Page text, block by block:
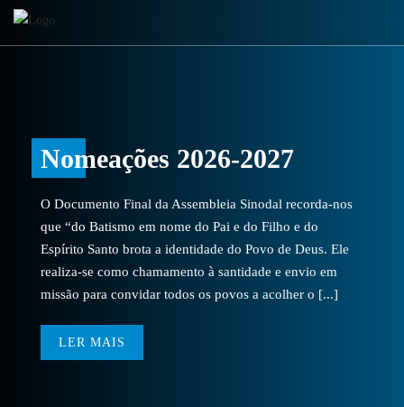
Nomeações 2026-2027
O Documento Final da Assembleia Sinodal recorda-nos
que “do Batismo em nome do Pai e do Filho e do
Espírito Santo brota a identidade do Povo de Deus. Ele
realiza-se como chamamento à santidade e envio em
missão para convidar todos os povos a acolher o [...]
LER MAIS